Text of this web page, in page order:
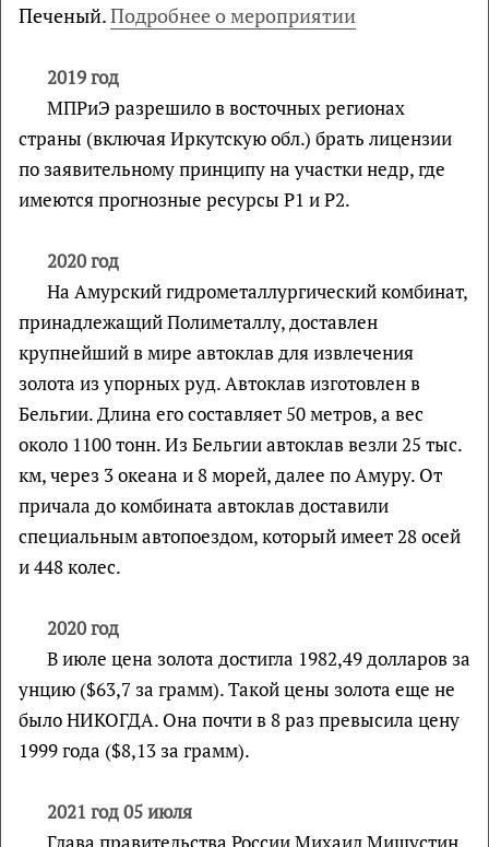
Печеный.Подробнее о мероприятии
2019 год
МПРиЭ разрешило в восточных регионах
страны (включая Иркутскую обл.) брать лицензии
по заявительному принципу на участки недр, где
имеются прогнозные ресурсы Р1 и Р2.
2020 год
На Амурский гидрометаллургический комбинат,
принадлежащий Полиметаллу, доставлен
крупнейший в мире автоклав для извлечения
золота из упорных руд. Автоклав изготовлен в
Бельгии. Длина его составляет 50 метров, а вес
около 1100 тонн. Из Бельгии автоклав везли 25 тыс.
км, через 3 океана и 8 морей, далее по Амуру. От
причала до комбината автоклав доставили
специальным автопоездом, который имеет 28 осей
и 448 колес.
2020 год
В июле цена золота достигла 1982,49 долларов за
унцию ($63,7 за грамм). Такой цены золота еще не
было НИКОГДА. Она почти в 8 раз превысила цену
1999 года ($8,13 за грамм).
2021 год 05 июля
Глава правительства России Михаил Мишустин